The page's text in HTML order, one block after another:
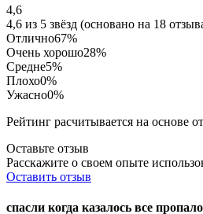
4,6
4,6 из 5 звёзд (основано на 18
Отлично67%
Очень хорошо28%
Средне5%
Плохо0%
Ужасно0%
Рейтинг расчитывается на основе
Оставьте отзыв
Расскажите о своем опыте
Оставить отзыв
спасли когда казалось все пропало